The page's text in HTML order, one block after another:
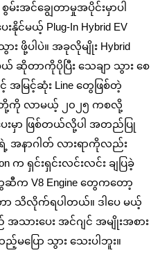
းအင်ချွေတာမှုအပိုင်းမှာပါ
မယ့် Plug-In Hybrid EV
း ဖို့ပါပဲ။ အခုလိုမျိုး Hybrid
ဆိုတာကိုပိုပြီး သေချာ သွား စေ
မြင့်ဆုံး Line တွေဖြစ်တဲ့
တို့ကို လာမယ့် ၂၀၂၅ ကစလို့
ေးမှာ ဖြစ်တယ်လို့ပါ အတည်ပြု
ရဲ့ အနာဂါတ် လားရာကိုလည်း
က ရှင်းရှင်းလင်းလင်း ချပြခဲ့
ဆီက V8 Engine တွေကတော့
သိလိုက်ရပါတယ်။ ဒါပေ မယ့်
သားပေး အင်ဂျင် အမျိုးအစား
ပြော သွား သေးပါဘူး။